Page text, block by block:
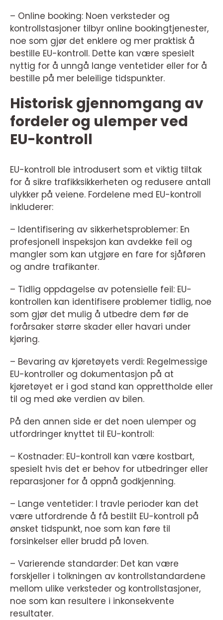
– Online booking: Noen verksteder og
kontrollstasjoner tilbyr online bookingtjenester,
noe som gjør det enklere og mer praktisk å
bestille EU-kontroll. Dette kan være spesielt
nyttig for å unngå lange ventetider eller for å
bestille på mer beleilige tidspunkter.
Historisk gjennomgang av
fordeler og ulemper ved
EU-kontroll
EU-kontroll ble introdusert som et viktig tiltak
for å sikre trafikksikkerheten og redusere antall
ulykker på veiene. Fordelene med EU-kontroll
inkluderer:
– Identifisering av sikkerhetsproblemer: En
profesjonell inspeksjon kan avdekke feil og
mangler som kan utgjøre en fare for sjåføren
og andre trafikanter.
– Tidlig oppdagelse av potensielle feil: EU-
kontrollen kan identifisere problemer tidlig, noe
som gjør det mulig å utbedre dem før de
forårsaker større skader eller havari under
kjøring.
– Bevaring av kjøretøyets verdi: Regelmessige
EU-kontroller og dokumentasjon på at
kjøretøyet er i god stand kan opprettholde eller
til og med øke verdien av bilen.
På den annen side er det noen ulemper og
utfordringer knyttet til EU-kontroll:
– Kostnader: EU-kontroll kan være kostbart,
spesielt hvis det er behov for utbedringer eller
reparasjoner for å oppnå godkjenning.
– Lange ventetider: I travle perioder kan det
være utfordrende å få bestilt EU-kontroll på
ønsket tidspunkt, noe som kan føre til
forsinkelser eller brudd på loven.
– Varierende standarder: Det kan være
forskjeller i tolkningen av kontrollstandardene
mellom ulike verksteder og kontrollstasjoner,
noe som kan resultere i inkonsekvente
resultater.